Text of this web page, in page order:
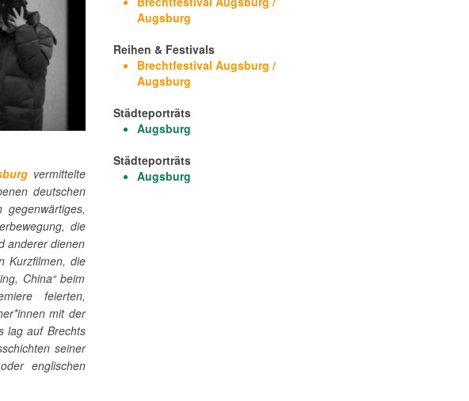
vermittelte
deutschen
die
anderer dienen
Kurzfilmen, die
China“ beim
feierten,
mit der
lag auf Brechts
seiner
englischen
Augsburg
Reihen & Festivals
Brechtfestival Augsburg /
Augsburg
Städteporträts
Augsburg
Städteporträts
Augsburg